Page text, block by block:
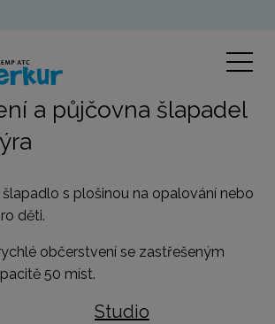
a půjčovna šlapadel
s plošinou na opalování nebo
děti.
občerstvení se zastřešeným
50 míst.
Studio